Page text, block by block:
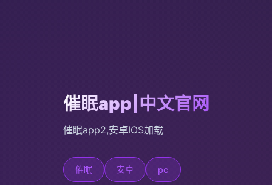
催眠app|中文官网
催眠app2,安卓IOS加载
催眠 安卓 pc